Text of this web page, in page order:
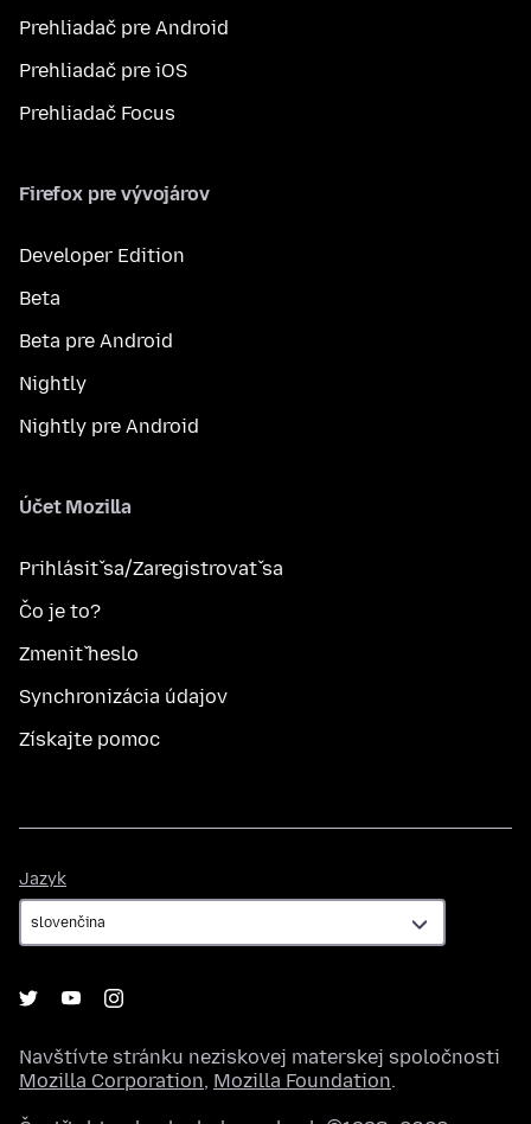
Prehliadač pre Android
Prehliadač pre iOS
Prehliadač Focus
Firefox pre vývojárov
Developer Edition
Beta
Beta pre Android
Nightly
Nightly pre Android
Účet Mozilla
Prihlásiť sa/Zaregistrovať sa
Čo je to?
Zmeniť heslo
Synchronizácia údajov
Získajte pomoc
Jazyk
Navštívte stránku neziskovej materskej spoločnosti
Mozilla Corporation, Mozilla Foundation.